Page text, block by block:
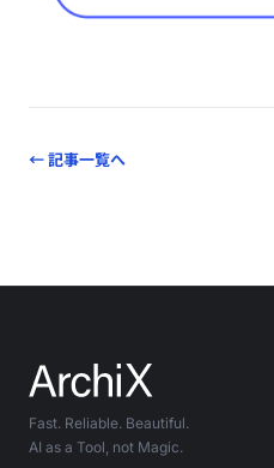
← 記事一覧へ
Fast. Reliable. Beautiful.
AI as a Tool, not Magic.